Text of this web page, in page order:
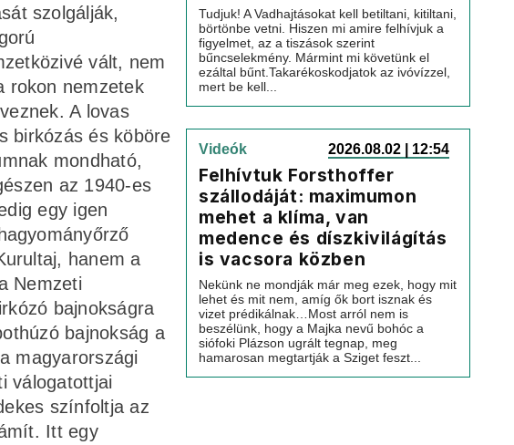
szolgálják,
vált, nem
rokon nemzetek
A lovas
birkózás és köböre
mondható,
az 1940-es
egy igen
hanem a
Nemzeti
bajnokságra
bajnokság a
magyarországi
válogatottjai
színfoltja az
Itt egy
Tudjuk! A Vadhajtásokat kell betiltani, kitiltani,
börtönbe vetni. Hiszen mi amire felhívjuk a
figyelmet, az a tiszások szerint
bűncselekmény. Mármint mi követünk el
ezáltal bűnt.Takarékoskodjatok az ivóvízzel,
mert be kell...
Videók 2026.08.02 | 12:54
Felhívtuk Forsthoffer
szállodáját: maximumon
mehet a klíma, van
medence és díszkivilágítás
is vacsora közben
Nekünk ne mondják már meg ezek, hogy mit
lehet és mit nem, amíg ők bort isznak és
vizet prédikálnak…Most arról nem is
beszélünk, hogy a Majka nevű bohóc a
siófoki Plázson ugrált tegnap, meg
hamarosan megtartják a Sziget feszt...